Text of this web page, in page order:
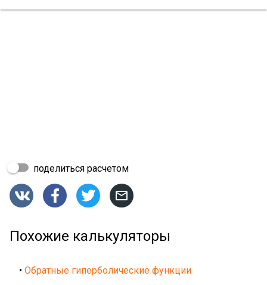
поделиться расчетом
   
Похожие калькуляторы
• Обратные гиперболические функции